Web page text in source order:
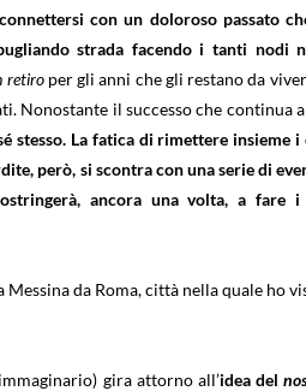
con un doloroso passato
strada facendo i tanti nodi
retiroper gli anni che gli restano da
Nonostante il successo che continua
stesso. La fatica di rimettere insieme i
però, si scontra con una serie di
ancora una volta, a fare i
da Roma, città nella quale ho
gira attorno all’idea del